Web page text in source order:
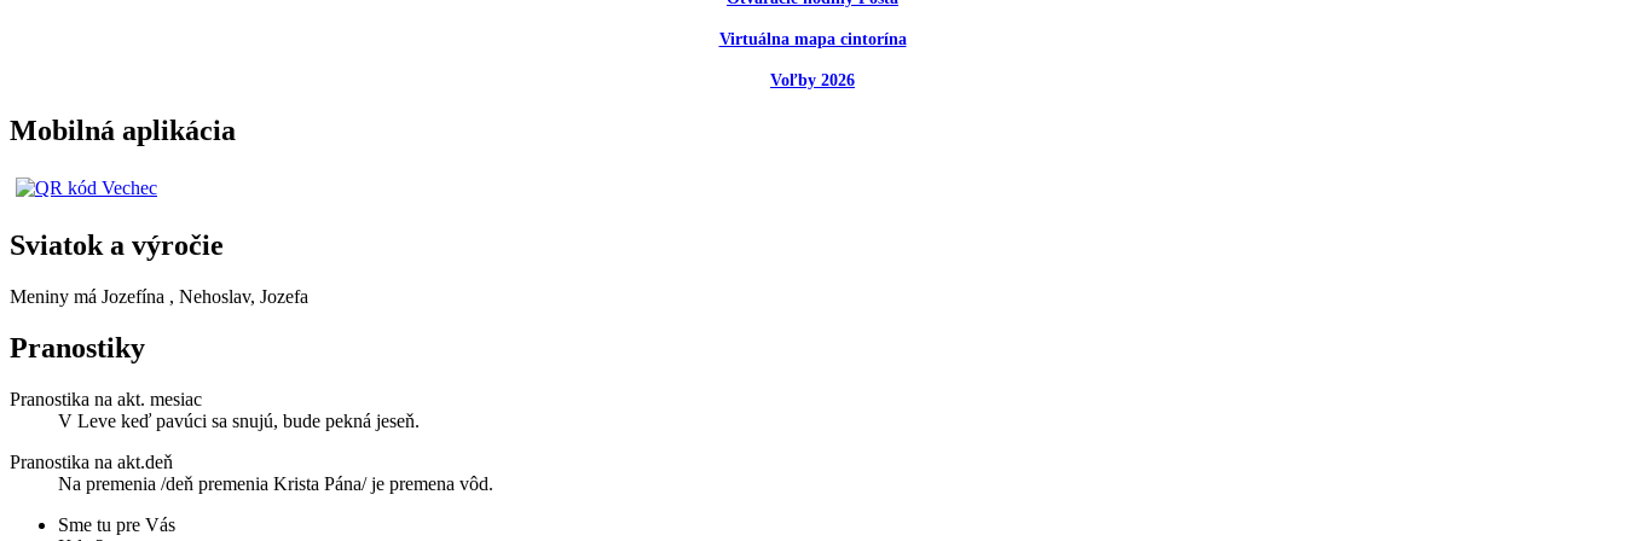
Virtuálna mapa cintorína
Voľby 2026
Mobilná aplikácia
Sviatok a výročie
Meniny má Jozefína , Nehoslav, Jozefa
Pranostiky
Pranostika na akt. mesiac
V Leve keď pavúci sa snujú, bude pekná jeseň.
Pranostika na akt.deň
Na premenia /deň premenia Krista Pána/ je premena vôd.
Sme tu pre Vás